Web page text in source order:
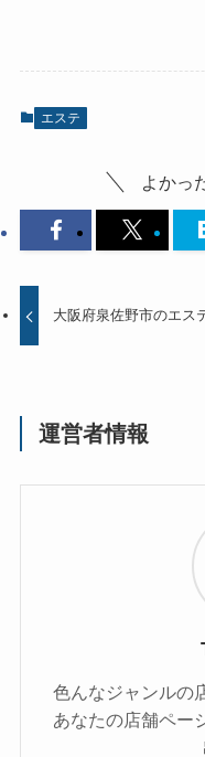
エステ
よかっ
大阪府泉佐野市のエス
運営者情報
色んなジャンルの
あなたの店舗ペー